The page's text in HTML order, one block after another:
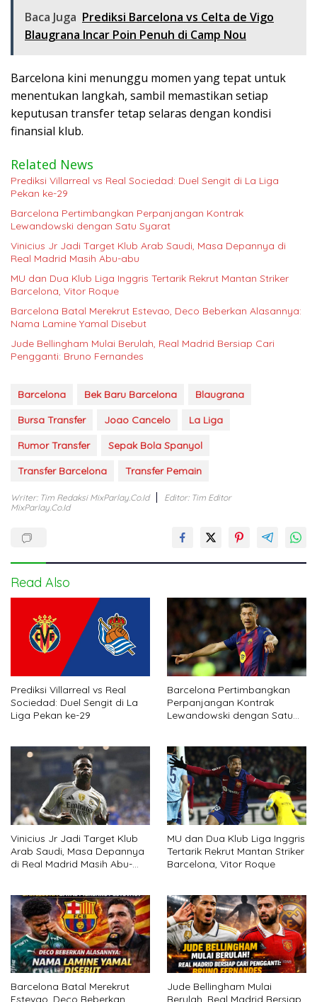
Baca Juga Prediksi Barcelona vs Celta de Vigo
Blaugrana Incar Poin Penuh di Camp Nou
Barcelona kini menunggu momen yang tepat untuk
menentukan langkah, sambil memastikan setiap
keputusan transfer tetap selaras dengan kondisi
finansial klub.
Related News
Prediksi Villarreal vs Real Sociedad: Duel Sengit di La Liga
Pekan ke-29
Barcelona Pertimbangkan Perpanjangan Kontrak
Lewandowski dengan Satu Syarat
Vinicius Jr Jadi Target Klub Arab Saudi, Masa Depannya di
Real Madrid Masih Abu-abu
MU dan Dua Klub Liga Inggris Tertarik Rekrut Mantan Striker
Barcelona, Vitor Roque
Barcelona Batal Merekrut Estevao, Deco Beberkan Alasannya:
Nama Lamine Yamal Disebut
Jude Bellingham Mulai Berulah, Real Madrid Bersiap Cari
Pengganti: Bruno Fernandes
Barcelona Bek Baru Barcelona
Blaugrana
Bursa Transfer
Joao Cancelo
La Liga
Rumor Transfer
Sepak Bola Spanyol
Transfer Barcelona
Transfer Pemain
Writer: Tim Redaksi MixParlay.co.id
Editor: Tim Editor
MixParlay.co.id
Read Also
Prediksi Villarreal vs Real
Sociedad: Duel Sengit di La
Liga Pekan ke-29
Barcelona Pertimbangkan
Perpanjangan Kontrak
Lewandowski dengan Satu
Vinicius Jr Jadi Target Klub
Arab Saudi, Masa Depannya
di Real Madrid Masih Abu-
MU dan Dua Klub Liga Inggris
Tertarik Rekrut Mantan Striker
Barcelona, Vitor Roque
Barcelona Batal Merekrut
Estevao, Deco Beberkan
Jude Bellingham Mulai
Berulah, Real Madrid Bersiap